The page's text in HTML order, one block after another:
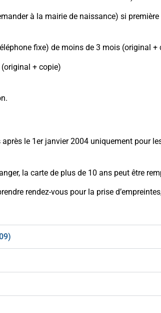
à la mairie de naissance) si
fixe) de moins de 3 mois (original +
+ copie)
le 1er janvier 2004 uniquement pour
la carte de plus de 10 ans peut être
rendez-vous pour la prise